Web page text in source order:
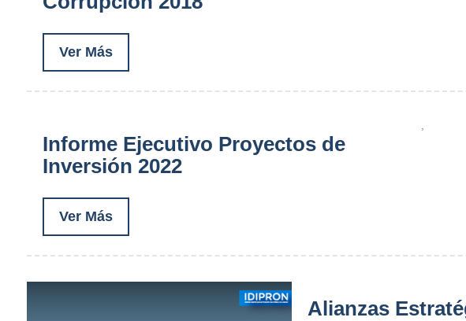
Ver Más
Informe Ejecutivo Proyectos de
Inversión 2022
Ver Más
Alianzas